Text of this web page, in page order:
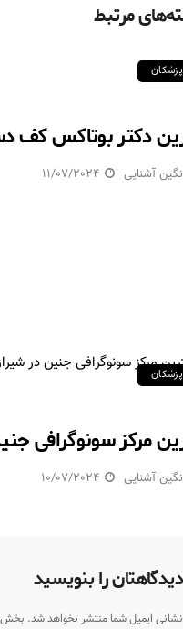
مرتبط
پزشکان
دکتر بوتاکس کف
نگین آشنایی 11/07/2024
پزشکان
مرکز سونوگرافی
نگین آشنایی 10/07/2024
دیدگاهتان را بنویسید
نشانی ایمیل شما منتشر نخواهد شد.